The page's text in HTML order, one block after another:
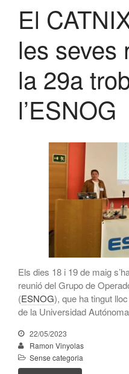
Informació
El CATNIX
El
les seves
la 29a
l’ESNOG
Els dies 18 i 19 de maig
reunió del Grupo de
(ESNOG), que ha tingut
de la Universidad
22/05/2023
Ramon Vinyolas
Sense categoria